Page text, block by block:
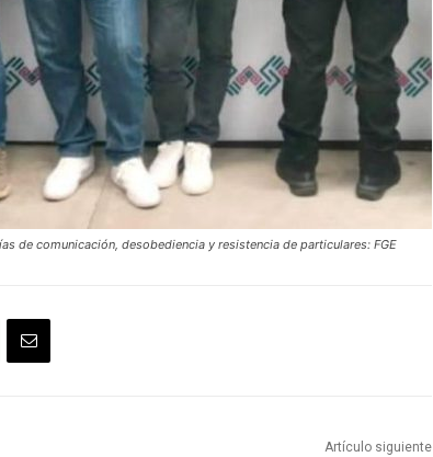
de comunicación, desobediencia y resistencia de particulares: FGE
Artículo siguiente